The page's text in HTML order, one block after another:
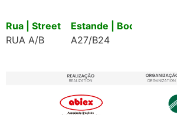
Rua | Street
RUA A/B
Estande | Booth
A27/B24